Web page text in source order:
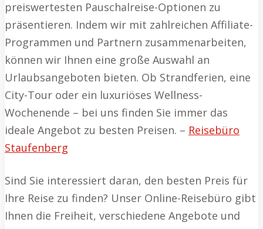
preiswertesten Pauschalreise-Optionen zu
präsentieren. Indem wir mit zahlreichen Affiliate-
Programmen und Partnern zusammenarbeiten,
können wir Ihnen eine große Auswahl an
Urlaubsangeboten bieten. Ob Strandferien, eine
City-Tour oder ein luxuriöses Wellness-
Wochenende – bei uns finden Sie immer das
ideale Angebot zu besten Preisen. – Reisebüro
Staufenberg
Sind Sie interessiert daran, den besten Preis für
Ihre Reise zu finden? Unser Online-Reisebüro gibt
Ihnen die Freiheit, verschiedene Angebote und